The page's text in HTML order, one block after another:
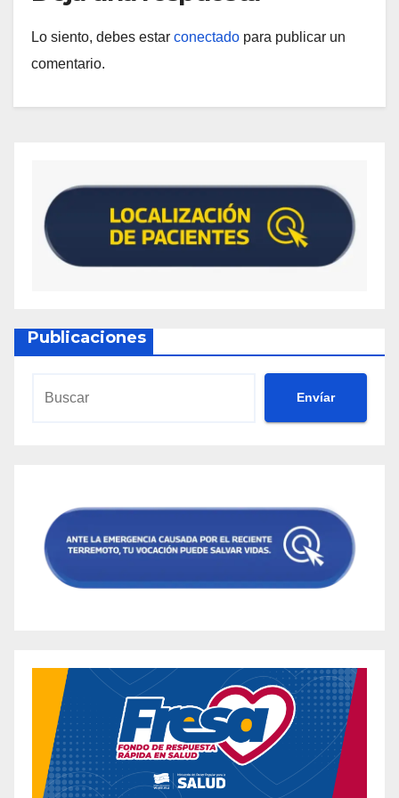
Lo siento, debes estar conectado para publicar un
comentario.
Publicaciones
Envíar